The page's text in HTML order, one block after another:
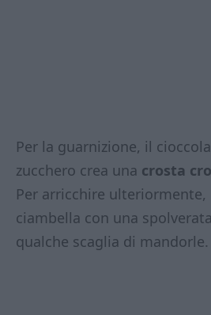
Per la guarnizione, il
zucchero crea una crosta
Per arricchire ulteriormente,
ciambella con una
qualche scaglia di mandorle.